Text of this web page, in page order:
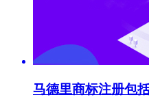
马德里商标注册包